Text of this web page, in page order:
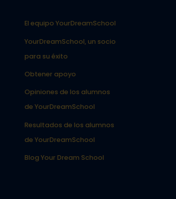
El equipo YourDreamSchool
YourDreamSchool, un socio
para su éxito
Obtener apoyo
Opiniones de los alumnos
de YourDreamSchool
Resultados de los alumnos
de YourDreamSchool
Blog Your Dream School